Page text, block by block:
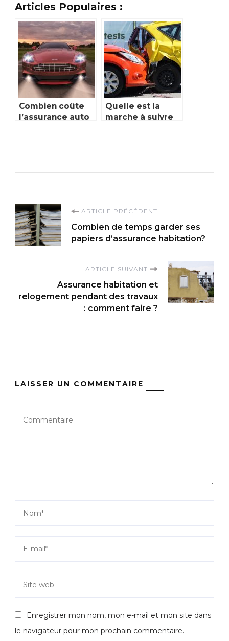
Articles Populaires :
Combien coûte
l’assurance auto
Quelle est la
marche à suivre
Navigation
d'article
ARTICLE PRÉCÉDENT
Combien de temps garder ses
papiers d’assurance habitation?
ARTICLE SUIVANT
Assurance habitation et
relogement pendant des travaux
: comment faire ?
LAISSER UN COMMENTAIRE
Enregistrer mon nom, mon e-mail et mon site dans
le navigateur pour mon prochain commentaire.